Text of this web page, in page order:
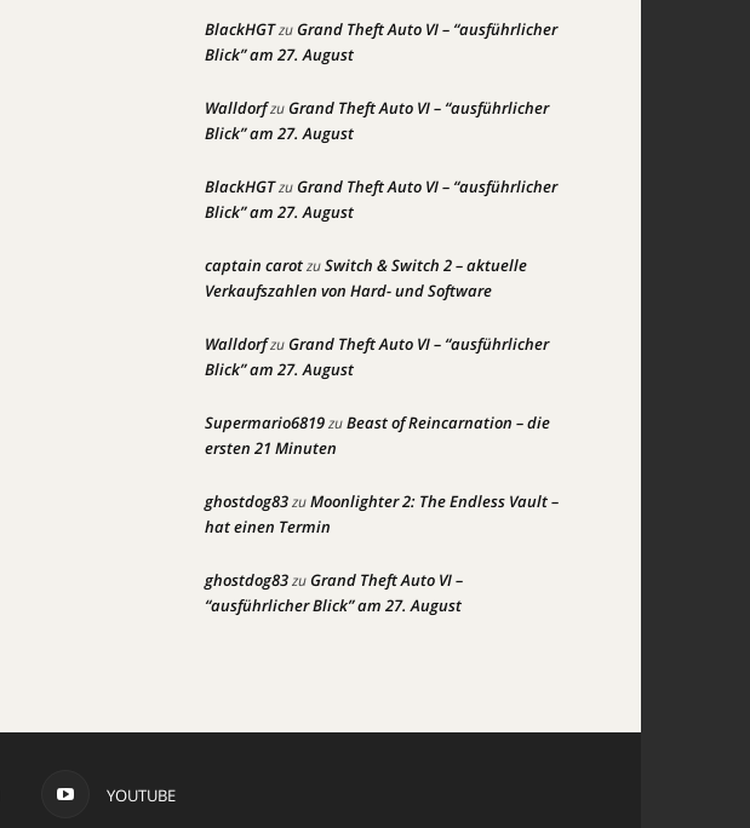
BlackHGTzuGrand Theft Auto VI – “ausführlicher
Blick” am 27. August
WalldorfzuGrand Theft Auto VI – “ausführlicher
Blick” am 27. August
BlackHGTzuGrand Theft Auto VI – “ausführlicher
Blick” am 27. August
captain carotzuSwitch & Switch 2 – aktuelle
Verkaufszahlen von Hard- und Software
WalldorfzuGrand Theft Auto VI – “ausführlicher
Blick” am 27. August
Supermario6819zuBeast of Reincarnation – die
ersten 21 Minuten
ghostdog83zuMoonlighter 2: The Endless Vault –
hat einen Termin
ghostdog83zuGrand Theft Auto VI –
“ausführlicher Blick” am 27. August
YOUTUBE